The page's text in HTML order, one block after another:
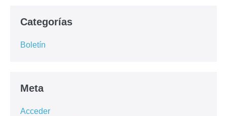
Categorías
Boletín
Meta
Acceder